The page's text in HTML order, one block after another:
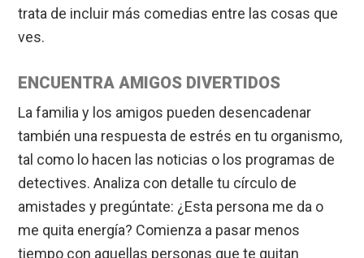
trata de incluir más comedias entre las cosas que
ves.
ENCUENTRA AMIGOS DIVERTIDOS
La familia y los amigos pueden desencadenar
también una respuesta de estrés en tu organismo,
tal como lo hacen las noticias o los programas de
detectives. Analiza con detalle tu círculo de
amistades y pregúntate: ¿Esta persona me da o
me quita energía? Comienza a pasar menos
tiempo con aquellas personas que te quitan